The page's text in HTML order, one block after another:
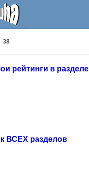
38
рейтинги в разделе
ВСЕХ разделов